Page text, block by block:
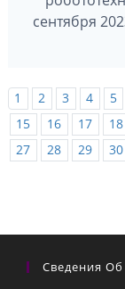
сентября
1 2 3 4 5
15
16 17 18
27
28 29 30
Сведения